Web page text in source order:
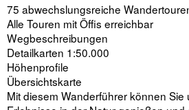
75 abwechslungsreiche
Alle Touren mit Öffis erreichbar
Wegbeschreibungen
Detailkarten 1:50.000
Höhenprofile
Übersichtskarte
Mit diesem Wanderführer können Sie